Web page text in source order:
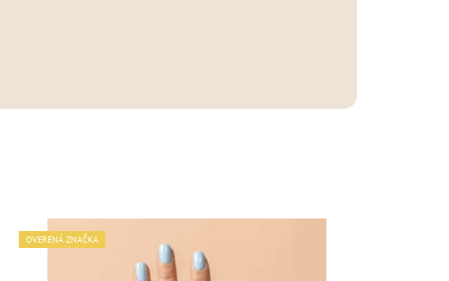
OVERENÁ ZNAČKA